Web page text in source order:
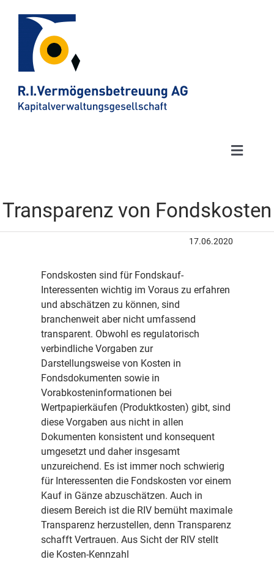
Toggle
Transparenz von Fondskosten
17.06.2020
Fondskosten sind für Fondskauf-
Interessenten wichtig im Voraus zu erfahren
und abschätzen zu können, sind
branchenweit aber nicht umfassend
transparent. Obwohl es regulatorisch
verbindliche Vorgaben zur
Darstellungsweise von Kosten in
Fondsdokumenten sowie in
Vorabkosteninformationen bei
Wertpapierkäufen (Produktkosten) gibt, sind
diese Vorgaben aus nicht in allen
Dokumenten konsistent und konsequent
umgesetzt und daher insgesamt
unzureichend. Es ist immer noch schwierig
für Interessenten die Fondskosten vor einem
Kauf in Gänze abzuschätzen. Auch in
diesem Bereich ist die RIV bemüht maximale
Transparenz herzustellen, denn Transparenz
schafft Vertrauen. Aus Sicht der RIV stellt
die Kosten-Kennzahl